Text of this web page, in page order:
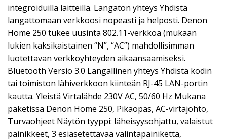
integroiduilla laitteilla. Langaton yhteys Yhdistä
langattomaan verkkoosi nopeasti ja helposti. Denon
Home 250 tukee uusinta 802.11-verkkoa (mukaan
lukien kaksikaistainen “N”, “AC”) mahdollisimman
luotettavan verkkoyhteyden aikaansaamiseksi.
Bluetooth Versio 3.0 Langallinen yhteys Yhdistä kodin
tai toimiston lähiverkkoon kiinteän RJ-45 LAN-portin
kautta. Yleistä Virtalähde 230V AC, 50/60 Hz Mukana
paketissa Denon Home 250, Pikaopas, AC-virtajohto,
Turvaohjeet Näytön tyyppi: läheisyysohjattu, valaistut
painikkeet, 3 esiasetettavaa valintapainiketta,